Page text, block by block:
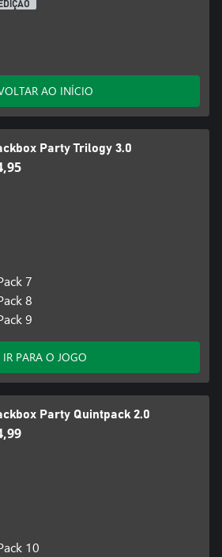
AO INÍCIO
Party Trilogy 3.0
7
8
9
IR PARA O JOGO
Party Quintpack 2.0
10